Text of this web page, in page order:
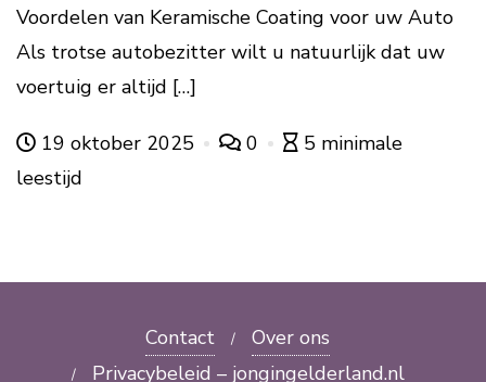
Voordelen van Keramische Coating voor uw Auto
Als trotse autobezitter wilt u natuurlijk dat uw
voertuig er altijd […]
19 oktober 2025 0
5 minimale
leestijd
Contact
Over ons
Privacybeleid – jongingelderland.nl